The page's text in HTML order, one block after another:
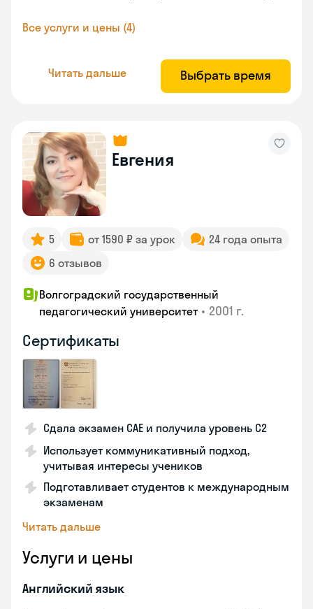
Все услуги и цены (4)
Читать дальше Выбрать время
Евгения
5 от 1590 ₽ за урок
24 года опыта
6 отзывов
Волгоградский государственный
педагогический университет • 2001 г.
Сертификаты
Сдала экзамен CAE и получила уровень С2
Использует коммуникативный подход,
учитывая интересы учеников
Подготавливает студентов к международным
экзаменам
Читать дальше
Услуги и цены
Английский язык